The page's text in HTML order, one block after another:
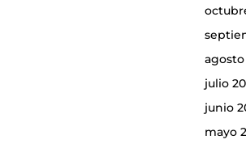
julio
junio
mayo